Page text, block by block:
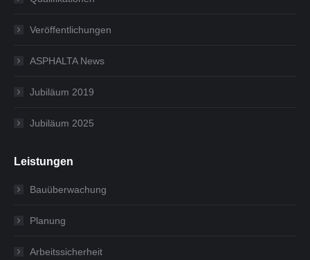
Veröffentlichungen
ASPHALTA News
Jubiläum 2019
Jubiläum 2025
Leistungen
Bauüberwachung
Planung
Arbeitssicherheit